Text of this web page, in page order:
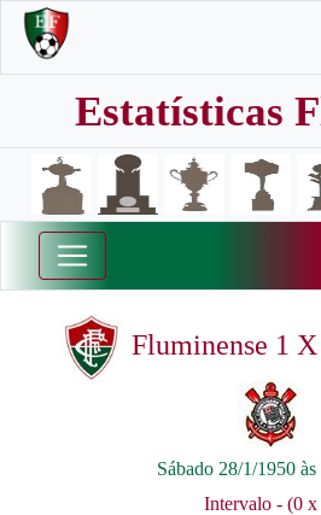
Estatísticas
Fluminense 1
Sábado 28/1/1950
Intervalo - (0 x